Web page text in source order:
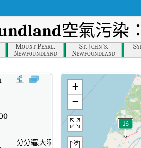
空氣污染
Mount Pearl,
Newfoundland
St. John's,
Newfoundland
Windsor, NewFoundland實時空氣質量指數（AQI
分分鐘最大限度
+
−